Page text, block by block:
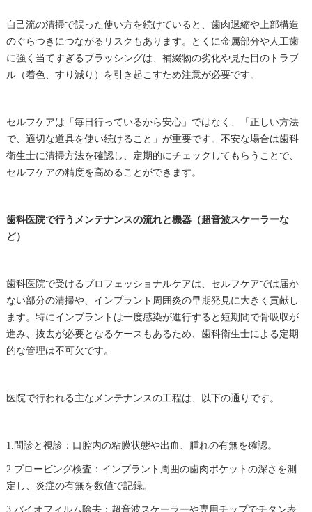
自己流の清掃で誤った使い方を続けていると、歯肉退縮や上部構造
のぐらつきにつながるリスクもあります。とくに金属部分や人工歯
に強く当てすぎるブラッシングは、補綴物の劣化や見た目のトラブ
ル（着色、すり減り）を引き起こすため注意が必要です。
セルフケアは「毎日行っているから安心」ではなく、「正しい方法
で、適切な道具を使い続けること」が重要です。不安な場合は歯科
衛生士に清掃方法を確認し、定期的にチェックしてもらうことで、
セルフケアの精度を高めることができます。
歯科医院で行うメンテナンスの流れと機器（超音波スケーラーな
ど）
歯科医院で受けるプロフェッショナルケアは、セルフケアでは届か
ない部分の清掃や、インプラント周囲炎の早期発見に大きく貢献し
ます。特にインプラントは一度感染が進行すると短期間で骨吸収が
進み、抜去が必要となるケースもあるため、歯科衛生士による定期
的な管理は不可欠です。
医院で行われる主なメンテナンスの工程は、以下の通りです。
1.問診と視診：口腔内の粘膜状態や出血、腫れの有無を確認。
2.プロービング検査：インプラント周囲の歯肉ポケットの深さを測
定し、炎症の有無を数値で記録。
3.バイオフィルム除去：超音波スケーラーや専用チップでチタン表